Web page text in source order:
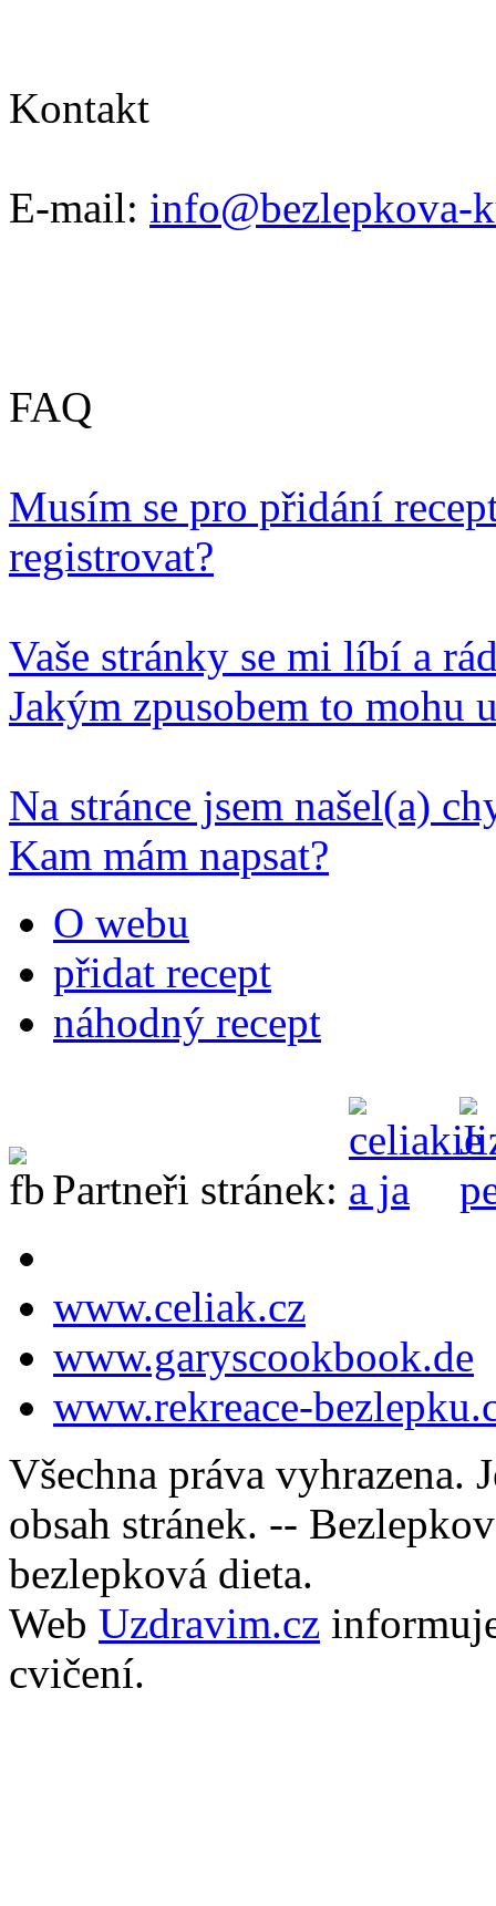
Kontakt
E-mail: info@bezlepkova-
FAQ
Musím se pro přidání
registrovat?
Vaše stránky se mi líbí a
Jakým zpusobem to mohu
Na stránce jsem našel(a)
Kam mám napsat?
O webu
přidat recept
náhodný recept
Partneři stránek:
www.celiak.cz
www.garyscookbook.de
www.rekreace-
Všechna práva
obsah stránek. --
bezlepková dieta.
Web Uzdravim.cz
cvičení.